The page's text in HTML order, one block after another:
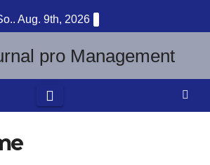
Aug. 9th, 2026